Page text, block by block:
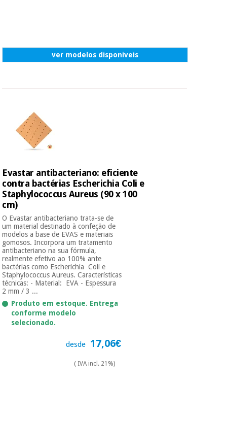
ver modelos disponíveis
Evastar antibacteriano: eficiente
contra bactérias Escherichia Coli e
Staphylococcus Aureus (90 x 100
cm)
O Evastar antibacteriano trata-se de
um material destinado à confeção de
modelos a base de EVAS e materiais
gomosos. Incorpora um tratamento
antibacteriano na sua fórmula,
realmente efetivo ao 100% ante
bactérias como Escherichia Coli e
Staphylococcus Aureus. Características
técnicas: - Material: EVA - Espessura
2 mm / 3 ...
Produto em estoque. Entrega
conforme modelo
selecionado.
desde 17,06€
( IVA incl. 21%)